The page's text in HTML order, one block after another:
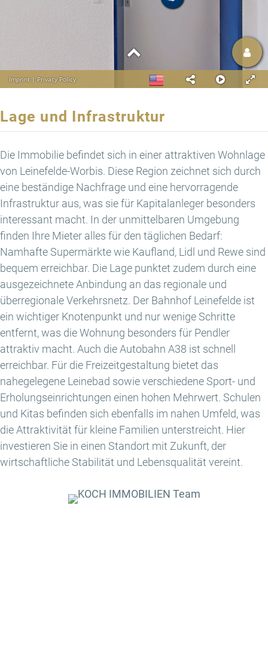
Lage und Infrastruktur
Die Immobilie befindet sich in einer attraktiven Wohnlage
von Leinefelde-Worbis. Diese Region zeichnet sich durch
eine beständige Nachfrage und eine hervorragende
Infrastruktur aus, was sie für Kapitalanleger besonders
interessant macht. In der unmittelbaren Umgebung
finden Ihre Mieter alles für den täglichen Bedarf:
Namhafte Supermärkte wie Kaufland, Lidl und Rewe sind
bequem erreichbar. Die Lage punktet zudem durch eine
ausgezeichnete Anbindung an das regionale und
überregionale Verkehrsnetz. Der Bahnhof Leinefelde ist
ein wichtiger Knotenpunkt und nur wenige Schritte
entfernt, was die Wohnung besonders für Pendler
attraktiv macht. Auch die Autobahn A38 ist schnell
erreichbar. Für die Freizeitgestaltung bietet das
nahegelegene Leinebad sowie verschiedene Sport- und
Erholungseinrichtungen einen hohen Mehrwert. Schulen
und Kitas befinden sich ebenfalls im nahen Umfeld, was
die Attraktivität für kleine Familien unterstreicht. Hier
investieren Sie in einen Standort mit Zukunft, der
wirtschaftliche Stabilität und Lebensqualität vereint.